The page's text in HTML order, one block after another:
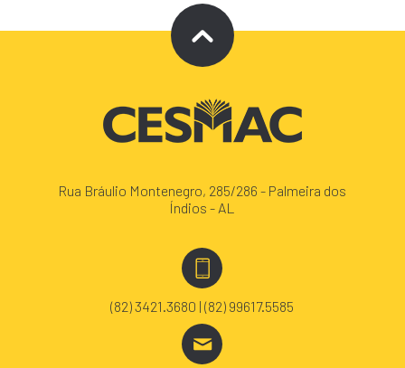
Rua Bráulio Montenegro, 285/286 - Palmeira dos
Índios - AL
(82) 3421.3680 | (82) 99617.5585